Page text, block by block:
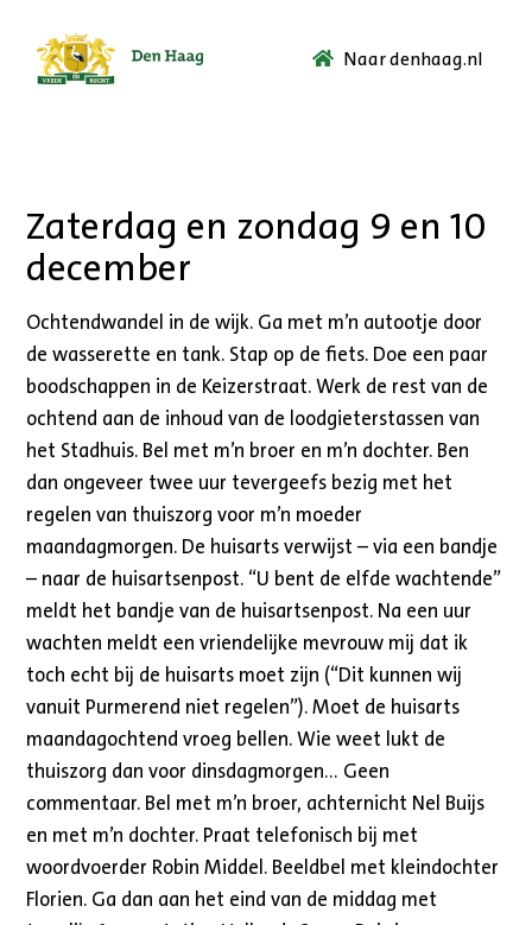
Ga
Naar denhaag.nl
Zaterdag en zondag 9 en 10
december
Ochtendwandel in de wijk. Ga met m’n autootje door
de wasserette en tank. Stap op de fiets. Doe een paar
boodschappen in de Keizerstraat. Werk de rest van de
ochtend aan de inhoud van de loodgieterstassen van
het Stadhuis. Bel met m’n broer en m’n dochter. Ben
dan ongeveer twee uur tevergeefs bezig met het
regelen van thuiszorg voor m’n moeder
maandagmorgen. De huisarts verwijst – via een bandje
– naar de huisartsenpost. “U bent de elfde wachtende”
meldt het bandje van de huisartsenpost. Na een uur
wachten meldt een vriendelijke mevrouw mij dat ik
toch echt bij de huisarts moet zijn (“Dit kunnen wij
vanuit Purmerend niet regelen”). Moet de huisarts
maandagochtend vroeg bellen. Wie weet lukt de
thuiszorg dan voor dinsdagmorgen… Geen
commentaar. Bel met m’n broer, achternicht Nel Buijs
en met m’n dochter. Praat telefonisch bij met
woordvoerder Robin Middel. Beeldbel met kleindochter
Florien. Ga dan aan het eind van de middag met